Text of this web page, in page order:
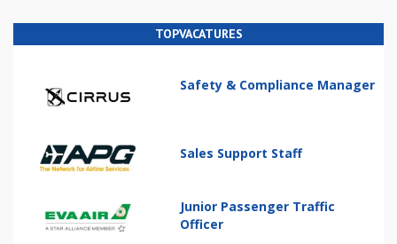
TOPVACATURES
Safety & Compliance Manager
Sales Support Staff
Junior Passenger Traffic
Officer